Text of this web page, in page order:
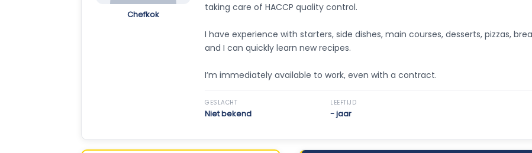
Chefkok
taking care of HACCP quality control.
I have experience with starters, side dishes, main courses, desserts, pizzas,
and I can quickly learn new recipes.
I’m immediately available to work, even with a contract.
GESLACHT
Niet bekend
LEEFTIJD
- jaar